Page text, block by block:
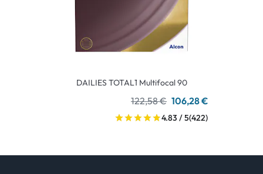
DAILIES TOTAL1 Multifocal 90
122,58 € 106,28 €
4.83 / 5(422)